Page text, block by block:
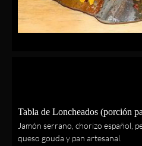
Tabla de Loncheados (porción
Jamón serrano, chorizo español,
queso gouda y pan artesanal.